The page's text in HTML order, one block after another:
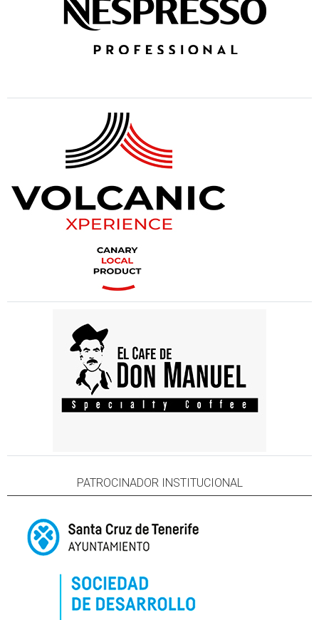
PATROCINADOR INSTITUCIONAL